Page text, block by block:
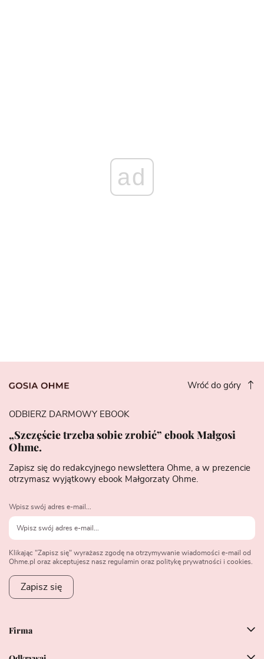
ad
Wróć do góry
Firma
ODBIERZ DARMOWY EBOOK
„Szczęście trzeba sobie zrobić” ebook Małgosi
Ohme.
Zapisz się do redakcyjnego newslettera Ohme, a w prezencie
otrzymasz wyjątkowy ebook Małgorzaty Ohme.
Wpisz swój adres e-mail...
Klikając "Zapisz się" wyrażasz zgodę na otrzymywanie wiadomości e-mail od
Ohme.pl oraz akceptujesz nasz regulamin oraz politykę prywatności i cookies.
Zapisz się